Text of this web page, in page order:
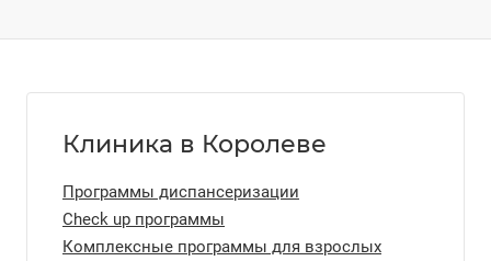
Клиника в Королеве
Программы диспансеризации
Check up программы
Комплексные программы для взрослых